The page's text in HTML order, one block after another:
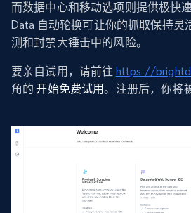
而数据中心和移动选项则提供极快
Data 自动轮换可让你的抓取保持灵
测和封禁大锤击中的风险。
要亲自试用，请前往 https://
角的开始免费试用。注册后，你将